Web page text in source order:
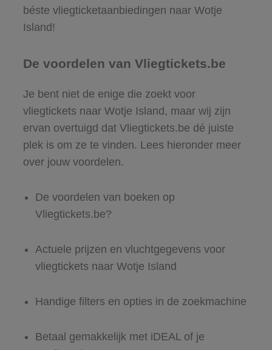
béste vliegticketaanbiedingen naar Wotje
Island!
De voordelen van Vliegtickets.be
Je bent niet de enige die zoekt voor
vliegtickets naar Wotje Island, maar wij zijn
ervan overtuigd dat Vliegtickets.be dé juiste
plek is om ze te vinden. Lees hieronder meer
over jouw voordelen.
De voordelen van boeken op
Vliegtickets.be?
Actuele prijzen en vluchtgegevens voor
vliegtickets naar Wotje Island
Handige filters en opties in de zoekmachine
Betaal gemakkelijk met iDEAL of je